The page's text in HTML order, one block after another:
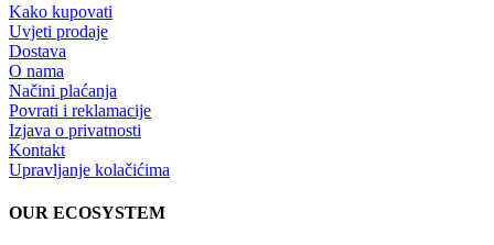
Kako kupovati
Uvjeti prodaje
Dostava
O nama
Načini plaćanja
Povrati i reklamacije
Izjava o privatnosti
Kontakt
Upravljanje kolačićima
OUR ECOSYSTEM